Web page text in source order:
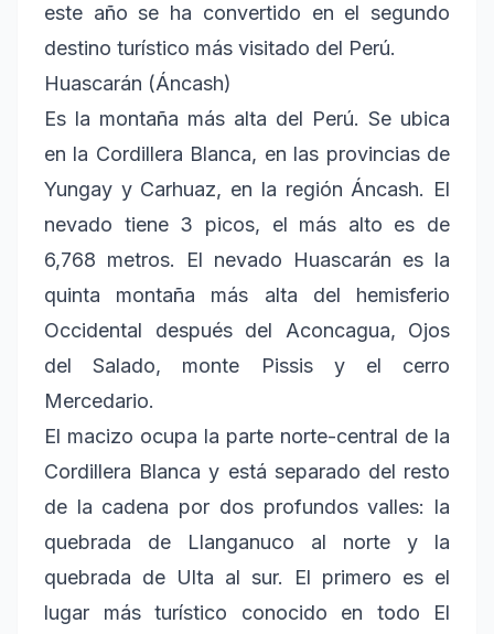
este año se ha convertido en el segundo
destino turístico más visitado del Perú.
Huascarán (Áncash)
Es la montaña más alta del Perú. Se ubica
en la Cordillera Blanca, en las provincias de
Yungay y Carhuaz, en la región Áncash. El
nevado tiene 3 picos, el más alto es de
6,768 metros. El nevado Huascarán es la
quinta montaña más alta del hemisferio
Occidental después del Aconcagua, Ojos
del Salado, monte Pissis y el cerro
Mercedario.
El macizo ocupa la parte norte-central de la
Cordillera Blanca y está separado del resto
de la cadena por dos profundos valles: la
quebrada de Llanganuco al norte y la
quebrada de Ulta al sur. El primero es el
lugar más turístico conocido en todo El